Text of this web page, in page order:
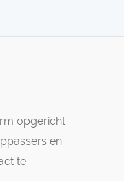
opgericht
en
te